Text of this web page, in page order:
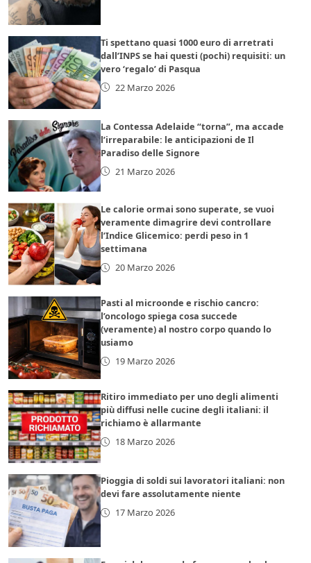
Ti spettano quasi 1000 euro di arretrati
dall’INPS se hai questi (pochi) requisiti: un
vero ‘regalo’ di Pasqua
22 Marzo 2026
La Contessa Adelaide “torna”, ma accade
l’irreparabile: le anticipazioni de Il
Paradiso delle Signore
21 Marzo 2026
Le calorie ormai sono superate, se vuoi
veramente dimagrire devi controllare
l’Indice Glicemico: perdi peso in 1
settimana
20 Marzo 2026
Pasti al microonde e rischio cancro:
l’oncologo spiega cosa succede
(veramente) al nostro corpo quando lo
usiamo
19 Marzo 2026
Ritiro immediato per uno degli alimenti
più diffusi nelle cucine degli italiani: il
richiamo è allarmante
18 Marzo 2026
Pioggia di soldi sui lavoratori italiani: non
devi fare assolutamente niente
17 Marzo 2026